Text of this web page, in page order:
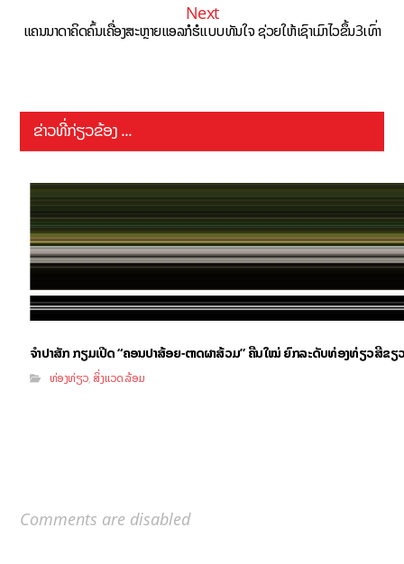
Next
ແຄນນາດາຄິດຄົ້ນເຄື່ອງສະຫຼາຍແອລກໍຮໍແບບທັນໃຈ ຊ່ວຍໃຫ້ເຊົາເມົາໄວຂຶ້ນ3ເທົ່າ
ຂ່າວທີ່ກ່ຽວຂ້ອງ ...
ຈຳປາສັກ ກຽມເປີດ “ຄອນປາສ້ອຍ-ຕາດຜາສ້ວມ” ຄືນໃໝ່ ຍົກລະດັບທ່ອງທ່ຽວສີຂຽ
ທ່ອງທ່ຽວ ສິ່ງແວດລ້ອມ
Comments are disabled